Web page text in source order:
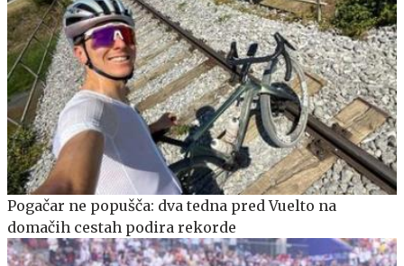
Pogačar ne popušča: dva tedna pred Vuelto na
domačih cestah podira rekorde